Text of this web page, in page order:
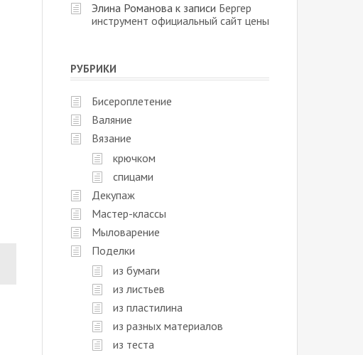
Элина Романова к записи Бергер
инструмент официальный сайт цены
РУБРИКИ
Бисероплетение
Валяние
Вязание
крючком
спицами
Декупаж
Мастер-классы
Мыловарение
Поделки
из бумаги
из листьев
из пластилина
из разных материалов
из теста